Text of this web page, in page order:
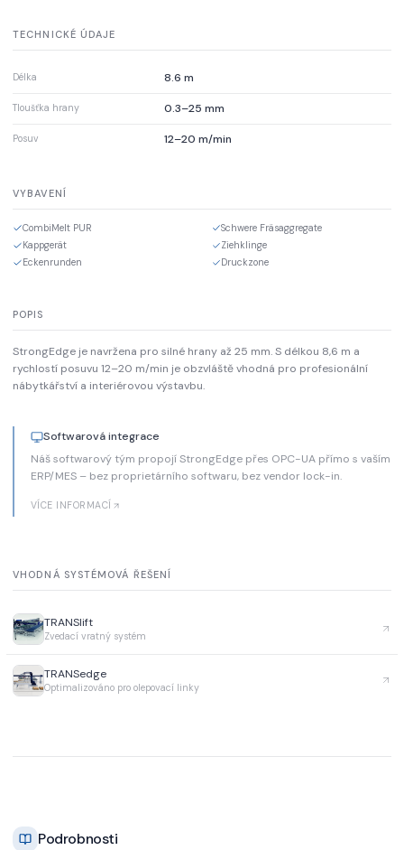
TECHNICKÉ ÚDAJE
Délka 8.6 m
Tloušťka hrany 0.3–25 mm
Posuv 12–20 m/min
VYBAVENÍ
CombiMelt PUR
Schwere Fräsaggregate
Kappgerät
Ziehklinge
Eckenrunden
Druckzone
POPIS
StrongEdge je navržena pro silné hrany až 25 mm. S délkou 8,6 m a
rychlostí posuvu 12–20 m/min je obzvláště vhodná pro profesionální
nábytkářství a interiérovou výstavbu.
Softwarová integrace
Náš softwarový tým propojí StrongEdge přes OPC-UA přímo s vaším
ERP/MES – bez proprietárního softwaru, bez vendor lock-in.
VÍCE INFORMACÍ
VHODNÁ SYSTÉMOVÁ ŘEŠENÍ
TRANSlift
Zvedací vratný systém
TRANSedge
Optimalizováno pro olepovací linky
Podrobnosti